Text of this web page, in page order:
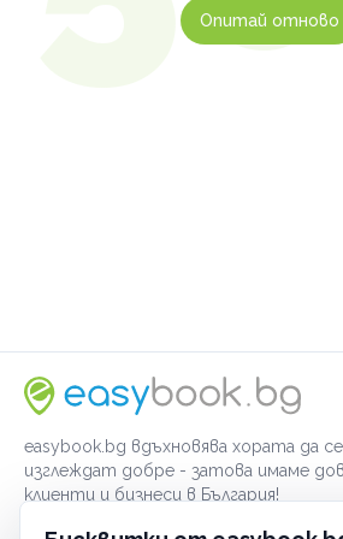
Опитай отново
easybook.bg вдъхновява хората да
изглеждат добре - затова имаме
клиенти и бизнеси в България!